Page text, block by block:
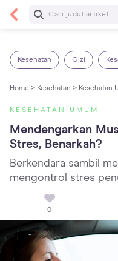
Baca
Kesehatan Gizi
Home > Kesehatan > Kesehatan
KESEHATAN UMUM
Mendengarkan
Stres, Benarkah?
Berkendara sambil
mengontrol stres
0